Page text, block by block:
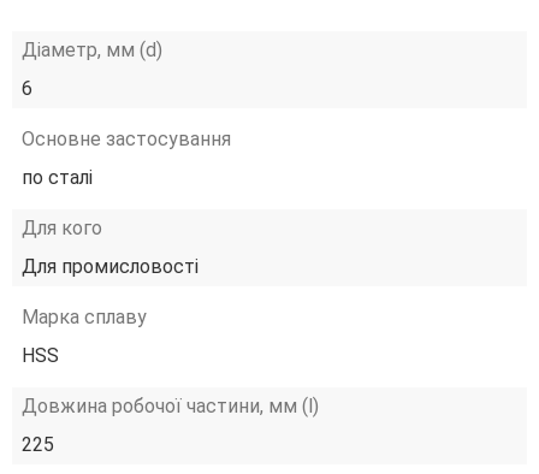
Діаметр, мм (d)
6
Основне застосування
по сталі
Для кого
Для промисловості
Марка сплаву
HSS
Довжина робочої частини, мм (l)
225